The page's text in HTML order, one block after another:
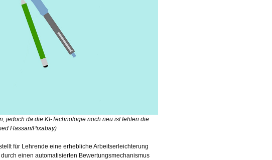
jedoch da die KI-Technologie noch neu ist fehlen die
Hassan/Pixabay)
für Lehrende eine erhebliche Arbeitserleichterung
einen automatisierten Bewertungsmechanismus